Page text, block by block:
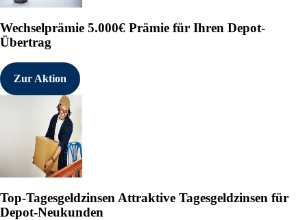
Wechselprämie 5.000€ Prämie für Ihren Depot-
Übertrag
Zur Aktion
Top-Tagesgeldzinsen Attraktive Tagesgeldzinsen für
Depot-Neukunden